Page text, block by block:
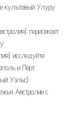
культовый Улуру
пересекает
исследуйте
и Перт.
Уэльс):
Австралии с